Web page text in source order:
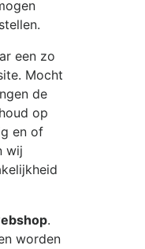
een zo
Mocht
de
op
en of
wij
.
worden